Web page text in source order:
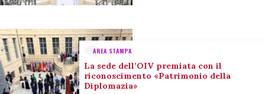
AREA STAMPA
La sede dell’OIV premiata con il
riconoscimento «Patrimonio della
Diplomazia»